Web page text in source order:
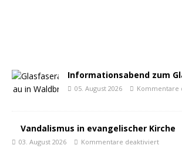
Informationsabend zum
05. August 2026 Kommentare
Vandalismus in evangelischer Kirche
03. August 2026 Kommentare deaktiviert